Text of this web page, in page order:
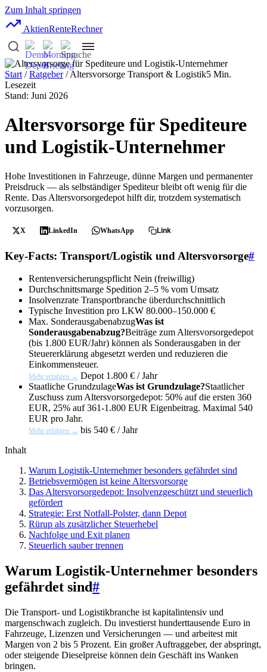
Zum Inhalt springen
AktienRenteRechner
Start /Ratgeber/ Altersvorsorge Transport & Logistik5 Min.
Lesezeit
Stand: Juni 2026
Altersvorsorge für Spediteure
und Logistik-Unternehmer
Hohe Investitionen in Fahrzeuge, dünne Margen und permanenter
Preisdruck — als selbständiger Spediteur bleibt oft wenig für die
Rente. Das Altersvorsorgedepot hilft dir, trotzdem systematisch
vorzusorgen.
X LinkedIn WhatsApp Link
Key-Facts: Transport/Logistik und Altersvorsorge#
Rentenversicherungspflicht Nein (freiwillig)
Durchschnittsmarge Spedition 2–5 % vom Umsatz
Insolvenzrate Transportbranche überdurchschnittlich
Typische Investition pro LKW 80.000–150.000 €
Max. SonderausgabenabzugWas ist
Sonderausgabenabzug?Beiträge zum Altersvorsorgedepot
(bis 1.800 EUR/Jahr) können als Sonderausgaben in der
Steuererklärung abgesetzt werden und reduzieren die
Einkommensteuer.
Mehr erfahren → Depot 1.800 € / Jahr
Staatliche GrundzulageWas ist Grundzulage?Staatlicher
Zuschuss zum Altersvorsorgedepot: 50% auf die ersten 360
EUR, 25% auf 361-1.800 EUR Eigenbeitrag. Maximal 540
EUR pro Jahr.
Mehr erfahren → bis 540 € / Jahr
Inhalt
Warum Logistik-Unternehmer besonders gefährdet sind
Betriebsvermögen ist keine Altersvorsorge
Das Altersvorsorgedepot: Insolvenzgeschützt und steuerlich
gefördert
Strategie: Erst Notfall-Polster, dann Depot
Rürup als zusätzlicher Steuerhebel
Nachfolge und Exit planen
Steuerlich sauber trennen
Warum Logistik-Unternehmer besonders
gefährdet sind#
Die Transport- und Logistikbranche ist kapitalintensiv und
margenschwach zugleich. Du investierst hunderttausende Euro in
Fahrzeuge, Lizenzen und Versicherungen — und arbeitest mit
Margen von 2 bis 5 Prozent. Ein großer Auftraggeber, der abspringt,
oder steigende Dieselpreise können dein Geschäft ins Wanken
bringen.